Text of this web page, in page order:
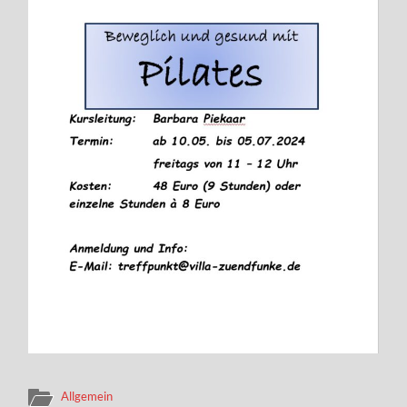
Allgemein